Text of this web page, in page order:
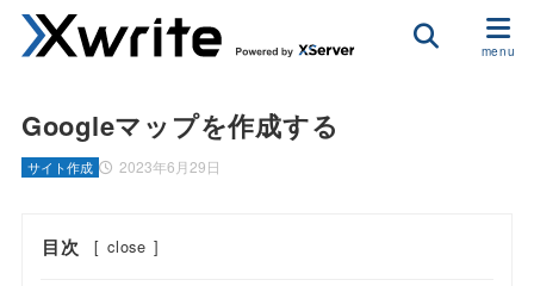
Googleマップを作成する
2023年6月29日
サイト作成
目次 [ close ]